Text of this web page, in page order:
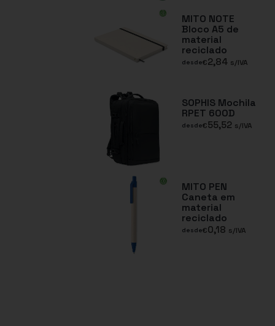
MITO NOTE
Bloco A5 de
material
reciclado
desde€2,84 s/IVA
SOPHIS Mochila
RPET 600D
desde€55,52 s/IVA
MITO PEN
Caneta em
material
reciclado
desde€0,18 s/IVA